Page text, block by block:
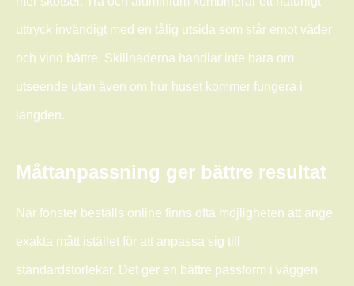
uttryck invändigt med en tålig utsida som står emot väder
och vind bättre. Skillnaderna handlar inte bara om
utseende utan även om hur huset kommer fungera i
längden.
Måttanpassning ger bättre resultat
När fönster beställs online finns ofta möjligheten att ange
exakta mått istället för att anpassa sig till
standardstorlekar. Det ger en bättre passform i väggen